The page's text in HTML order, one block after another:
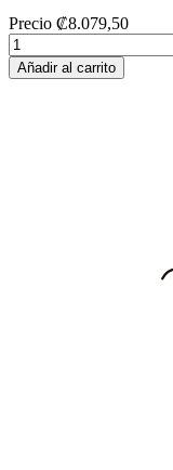
Precio ₡8.079,50
Añadir al carrito